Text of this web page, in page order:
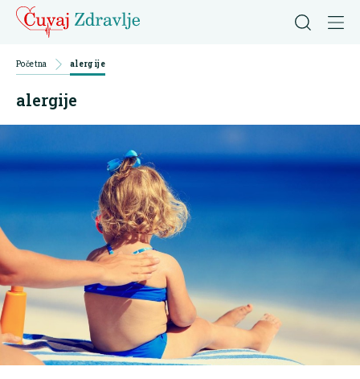
Početna alergije
alergije